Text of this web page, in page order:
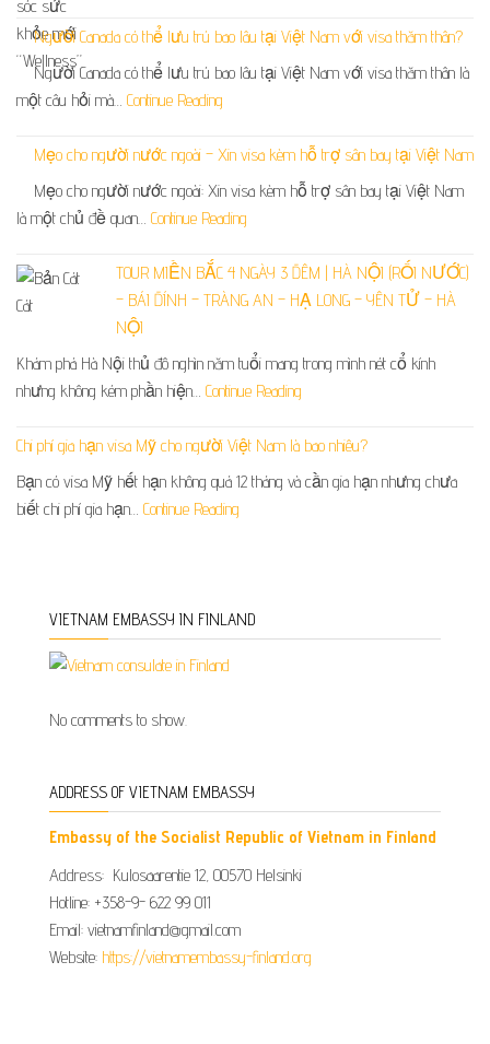
Người Canada có thể lưu trú bao lâu tại Việt Nam với visa thăm thân?
Người Canada có thể lưu trú bao lâu tại Việt Nam với visa thăm thân là
một câu hỏi mà… Continue Reading
Mẹo cho người nước ngoài – Xin visa kèm hỗ trợ sân bay tại Việt Nam
Mẹo cho người nước ngoài: Xin visa kèm hỗ trợ sân bay tại Việt Nam
là một chủ đề quan… Continue Reading
TOUR MIỀN BẮC 4 NGÀY 3 ĐÊM | HÀ NỘI (RỐI NƯỚC)
– BÁI ĐÍNH – TRÀNG AN – HẠ LONG – YÊN TỬ – HÀ
NỘI
Khám phá Hà Nội thủ đô nghìn năm tuổi mang trong mình nét cổ kính
nhưng không kém phần hiện… Continue Reading
Chi phí gia hạn visa Mỹ cho người Việt Nam là bao nhiêu?
Bạn có visa Mỹ hết hạn không quá 12 tháng và cần gia hạn nhưng chưa
biết chi phí gia hạn… Continue Reading
VIETNAM EMBASSY IN FINLAND
No comments to show.
ADDRESS OF VIETNAM EMBASSY
Embassy of the Socialist Republic of Vietnam in Finland
Address: Kulosaarentie 12, 00570 Helsinki
Hotline: +358-9- 622 99 011​​
Email: vietnamfinland@gmail.com
Website: https://vietnamembassy-finland.org